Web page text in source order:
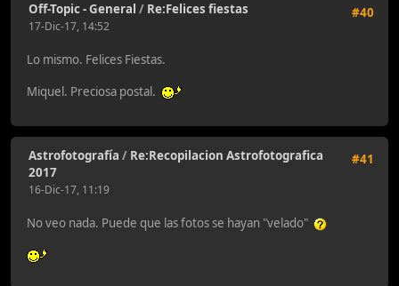
#40
Off-Topic - General / Re:Felices fiestas
17-Dic-17, 14:52
Lo mismo. Felices Fiestas.
Miquel. Preciosa postal.
#41
Astrofotografía / Re:Recopilacion Astrofotografica
2017
16-Dic-17, 11:19
No veo nada. Puede que las fotos se hayan "velado"